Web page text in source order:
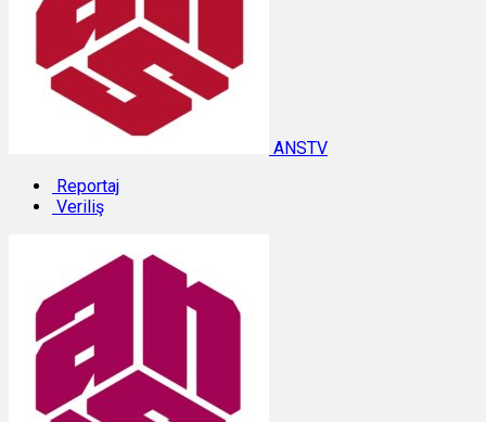
ANSTV
Reportaj
Veriliş